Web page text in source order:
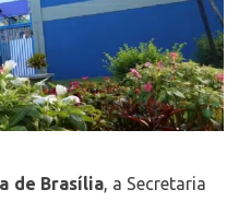
de Brasília, a Secretaria